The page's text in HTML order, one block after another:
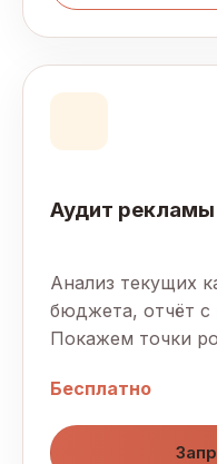
Аудит рекламы
Анализ текущих
бюджета, отчёт
Покажем точки
Бесплатно